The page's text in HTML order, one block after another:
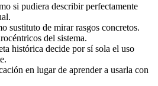
si pudiera describir perfectamente
sustituto de mirar rasgos concretos.
del sistema.
histórica decide por sí sola el uso
en lugar de aprender a usarla con